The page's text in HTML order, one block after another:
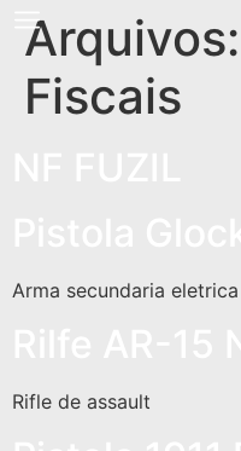
Arquivos:
Fiscais
Arma secundaria eletrica
Rifle de assault